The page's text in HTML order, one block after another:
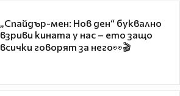
„Спайдър-мен: Нов ден“ буквално
взриви кината у нас – ето защо
всички говорят за него👀🎬